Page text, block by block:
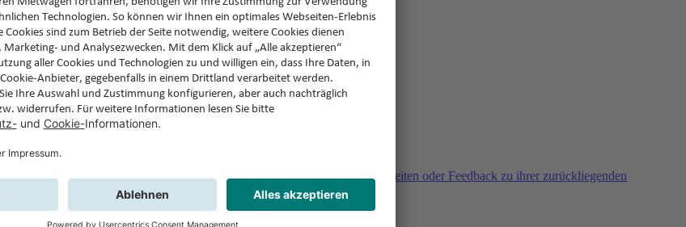
Sie haben Fragen, Unklarheiten oder Feedback zu ihrer zurückliegenden
Buchung?